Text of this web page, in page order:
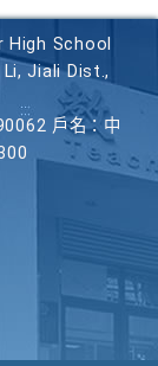
High School
Li, Jiali Dist.,
戶名：中